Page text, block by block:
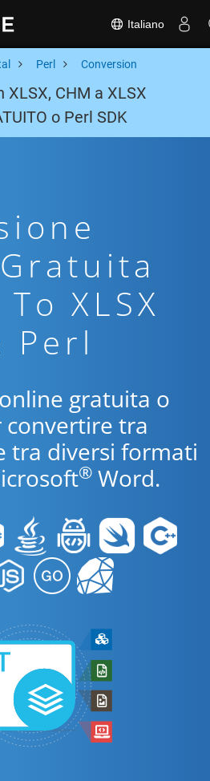
Italiano
Perl Conversion
CHM a XLSX
o Perl SDK
XLSX
Perl
gratuita o
convertire tra
tra diversi formati
® Word.